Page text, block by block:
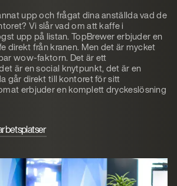
upp och frågat dina anställda vad de
Vi slår vad om att kaffe i
upp på listan. TopBrewer erbjuder en
direkt från kranen. Men det är mycket
wow-faktorn. Det är ett
är en social knytpunkt, det är en
går direkt till kontoret för sitt
erbjuder en komplett dryckeslösning